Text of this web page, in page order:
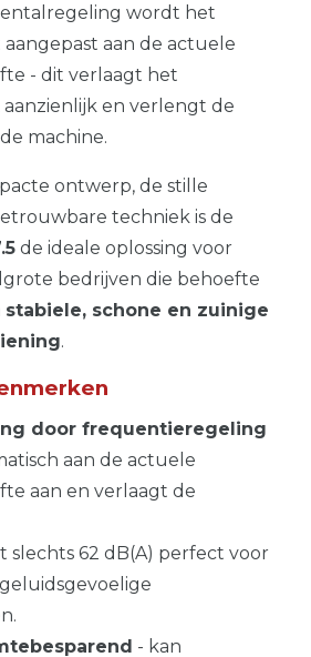
wordt het
aan de actuele
- dit verlaagt het
en verlengt de
machine.
ontwerp, de stille
techniek is de
de ideale oplossing voor
bedrijven die behoefte
stabiele, schone en zuinige
.
door frequentieregeling
aan de actuele
aan en verlaagt de
slechts 62 dB(A) perfect voor
- kan